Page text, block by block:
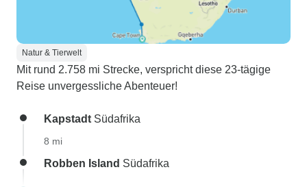
Natur & Tierwelt
Mit rund 2.758 mi Strecke, verspricht diese 23-tägige
Reise unvergessliche Abenteuer!
Kapstadt Südafrika
8 mi
Robben Island Südafrika